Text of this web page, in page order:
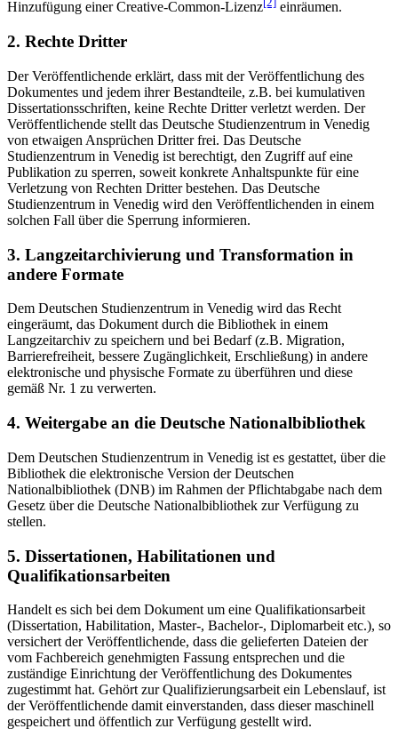
Hinzufügung einer Creative-Common-Lizenz
einräumen.
2. Rechte Dritter
Der Veröffentlichende erklärt, dass mit der Veröffentlichung des
Dokumentes und jedem ihrer Bestandteile, z.B. bei kumulativen
Dissertationsschriften, keine Rechte Dritter verletzt werden. Der
Veröffentlichende stellt das Deutsche Studienzentrum in Venedig
von etwaigen Ansprüchen Dritter frei. Das Deutsche
Studienzentrum in Venedig ist berechtigt, den Zugriff auf eine
Publikation zu sperren, soweit konkrete Anhaltspunkte für eine
Verletzung von Rechten Dritter bestehen. Das Deutsche
Studienzentrum in Venedig wird den Veröffentlichenden in einem
solchen Fall über die Sperrung informieren.
3. Langzeitarchivierung und Transformation in
andere Formate
Dem Deutschen Studienzentrum in Venedig wird das Recht
eingeräumt, das Dokument durch die Bibliothek in einem
Langzeitarchiv zu speichern und bei Bedarf (z.B. Migration,
Barrierefreiheit, bessere Zugänglichkeit, Erschließung) in andere
elektronische und physische Formate zu überführen und diese
gemäß Nr. 1 zu verwerten.
4. Weitergabe an die Deutsche Nationalbibliothek
Dem Deutschen Studienzentrum in Venedig ist es gestattet, über die
Bibliothek die elektronische Version der Deutschen
Nationalbibliothek (DNB) im Rahmen der Pflichtabgabe nach dem
Gesetz über die Deutsche Nationalbibliothek zur Verfügung zu
stellen.
5. Dissertationen, Habilitationen und
Qualifikationsarbeiten
Handelt es sich bei dem Dokument um eine Qualifikationsarbeit
(Dissertation, Habilitation, Master-, Bachelor-, Diplomarbeit etc.), so
versichert der Veröffentlichende, dass die gelieferten Dateien der
vom Fachbereich genehmigten Fassung entsprechen und die
zuständige Einrichtung der Veröffentlichung des Dokumentes
zugestimmt hat. Gehört zur Qualifizierungsarbeit ein Lebenslauf, ist
der Veröffentlichende damit einverstanden, dass dieser maschinell
gespeichert und öffentlich zur Verfügung gestellt wird.